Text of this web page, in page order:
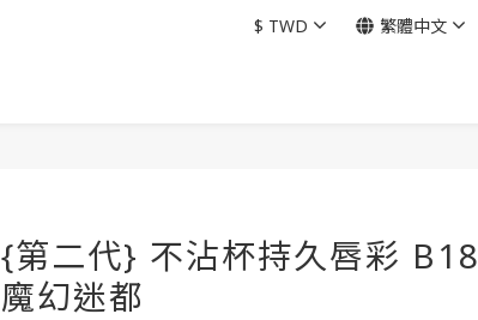
$ TWD 繁體中文
{第二代} 不沾杯持久唇彩 B18
魔幻迷都